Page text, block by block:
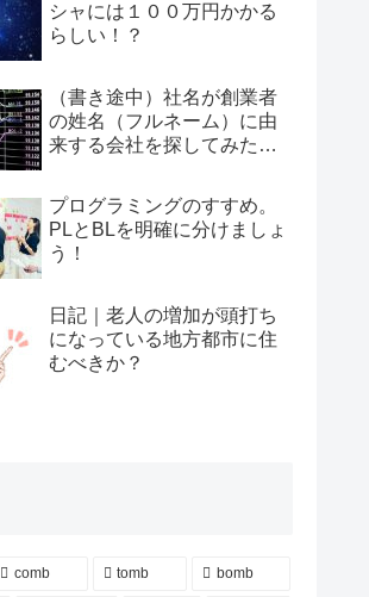
シャには１００万円かかる
らしい！？
（書き途中）社名が創業者
の姓名（フルネーム）に由
来する会社を探してみた…
プログラミングのすすめ。
PLとBLを明確に分けましょ
う！
日記｜老人の増加が頭打ち
になっている地方都市に住
むべきか？
comb tomb bomb